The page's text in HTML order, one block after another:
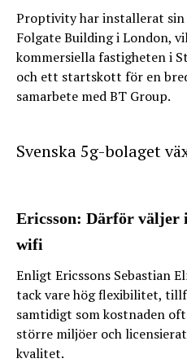
Proptivity har installerat
Folgate Building i London,
kommersiella fastigheten i
och ett startskott för en
samarbete med BT Group.
Svenska 5g-bolaget
Ericsson: Därför
wifi
Enligt Ericssons Sebastian
tack vare hög flexibilitet,
samtidigt som kostnaden
större miljöer och
kvalitet.